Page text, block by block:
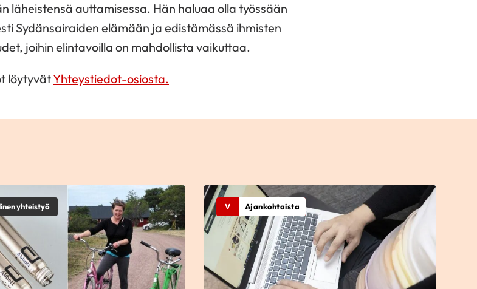
läheistensä auttamisessa. Hän haluaa olla työssään
Sydänsairaiden elämään ja edistämässä ihmisten
joihin elintavoilla on mahdollista vaikuttaa.
löytyvätYhteystiedot-osiosta.
yhteistyö V Ajankohtaista